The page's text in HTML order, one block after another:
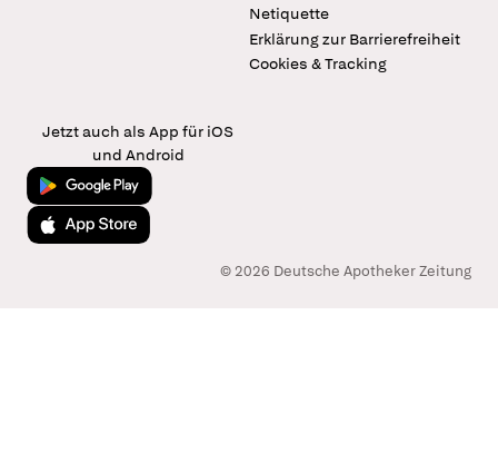
Netiquette
Erklärung zur Barrierefreiheit
Cookies & Tracking
Jetzt auch als App für iOS
und Android
Jetzt bei Google Play
Laden im App Store
© 2026 Deutsche Apotheker Zeitung